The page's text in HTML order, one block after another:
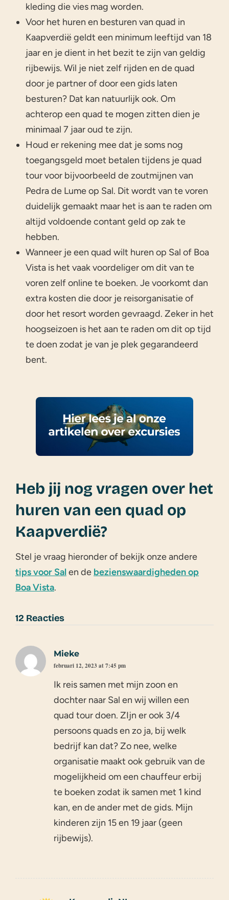
kleding die vies mag worden.
Voor het huren en besturen van quad in
Kaapverdië geldt een minimum leeftijd van 18
jaar en je dient in het bezit te zijn van geldig
rijbewijs. Wil je niet zelf rijden en de quad
door je partner of door een gids laten
besturen? Dat kan natuurlijk ook. Om
achterop een quad te mogen zitten dien je
minimaal 7 jaar oud te zijn.
Houd er rekening mee dat je soms nog
toegangsgeld moet betalen tijdens je quad
tour voor bijvoorbeeld de zoutmijnen van
Pedra de Lume op Sal. Dit wordt van te voren
duidelijk gemaakt maar het is aan te raden om
altijd voldoende contant geld op zak te
hebben.
Wanneer je een quad wilt huren op Sal of Boa
Vista is het vaak voordeliger om dit van te
voren zelf online te boeken. Je voorkomt dan
extra kosten die door je reisorganisatie of
door het resort worden gevraagd. Zeker in het
hoogseizoen is het aan te raden om dit op tijd
te doen zodat je van je plek gegarandeerd
bent.
Heb jij nog vragen over het
huren van een quad op
Kaapverdië?
Stel je vraag hieronder of bekijk onze andere
tips voor Salen de bezienswaardigheden op
Boa Vista.
12 Reacties
Mieke
februari 12, 2023 at 7:45 pm
Ik reis samen met mijn zoon en
dochter naar Sal en wij willen een
quad tour doen. ZIjn er ook 3/4
persoons quads en zo ja, bij welk
bedrijf kan dat? Zo nee, welke
organisatie maakt ook gebruik van de
mogelijkheid om een chauffeur erbij
te boeken zodat ik samen met 1 kind
kan, en de ander met de gids. Mijn
kinderen zijn 15 en 19 jaar (geen
rijbewijs).